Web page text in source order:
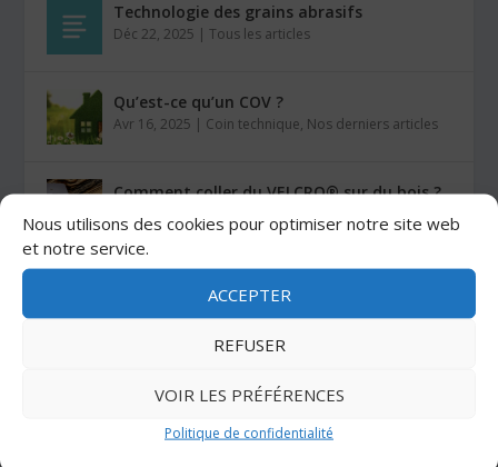
Nous utilisons des cookies pour optimiser notre site web
et notre service.
ACCEPTER
REFUSER
VOIR LES PRÉFÉRENCES
Politique de confidentialité
Technologie des grains abrasifs
Déc 22, 2025 |Tous les articles
Qu’est-ce qu’un COV ?
Avr 16, 2025 | Coin technique, Nos derniers articles
Comment coller du VELCRO® sur du bois ?
Mar 26, 2025|
Colles
CATÉGORIES